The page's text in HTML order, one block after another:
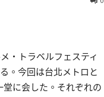
・トラベルフェスティ
。今回は台北メトロと
に会した。それぞれの